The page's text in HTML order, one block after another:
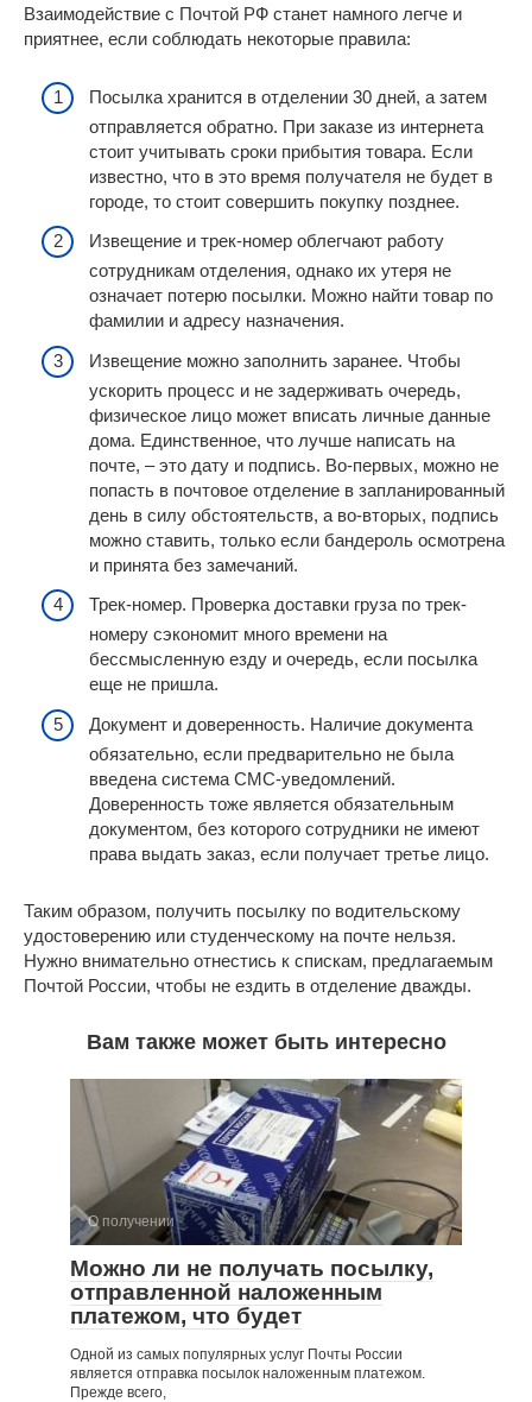
Взаимодействие с Почтой РФ станет намного легче и
приятнее, если соблюдать некоторые правила:
Посылка хранится в отделении 30 дней, а затем
отправляется обратно. При заказе из интернета
стоит учитывать сроки прибытия товара. Если
известно, что в это время получателя не будет в
городе, то стоит совершить покупку позднее.
Извещение и трек-номер облегчают работу
сотрудникам отделения, однако их утеря не
означает потерю посылки. Можно найти товар по
фамилии и адресу назначения.
Извещение можно заполнить заранее. Чтобы
ускорить процесс и не задерживать очередь,
физическое лицо может вписать личные данные
дома. Единственное, что лучше написать на
почте, ‒ это дату и подпись. Во-первых, можно не
попасть в почтовое отделение в запланированный
день в силу обстоятельств, а во-вторых, подпись
можно ставить, только если бандероль осмотрена
и принята без замечаний.
Трек-номер. Проверка доставки груза по трек-
номеру сэкономит много времени на
бессмысленную езду и очередь, если посылка
еще не пришла.
Документ и доверенность. Наличие документа
обязательно, если предварительно не была
введена система СМС-уведомлений.
Доверенность тоже является обязательным
документом, без которого сотрудники не имеют
права выдать заказ, если получает третье лицо.
Таким образом, получить посылку по водительскому
удостоверению или студенческому на почте нельзя.
Нужно внимательно отнестись к спискам, предлагаемым
Почтой России, чтобы не ездить в отделение дважды.
Вам также может быть интересно
О получении
Можно ли не получать посылку,
отправленной наложенным
платежом, что будет
Одной из самых популярных услуг Почты России
является отправка посылок наложенным платежом.
Прежде всего,